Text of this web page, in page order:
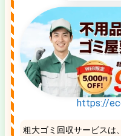
https://
粗大ゴミ回収サービスは